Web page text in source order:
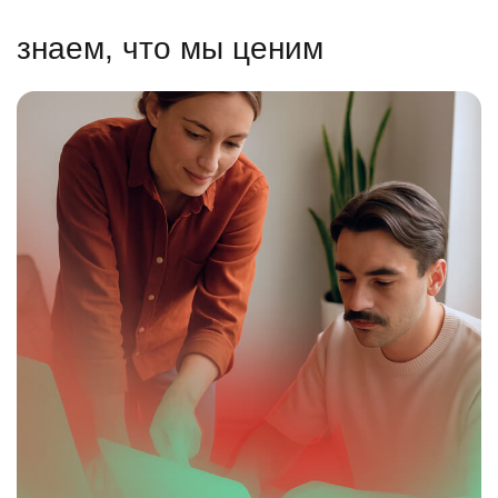
знаем, что мы ценим